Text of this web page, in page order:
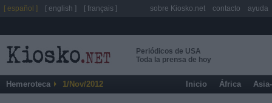
Periódicos de USA
Toda la prensa de hoy
Hemeroteca 1/Nov/2012 Inicio África
[ español ] [ english ] [ français ] sobre Kiosko.net contacto ayuda